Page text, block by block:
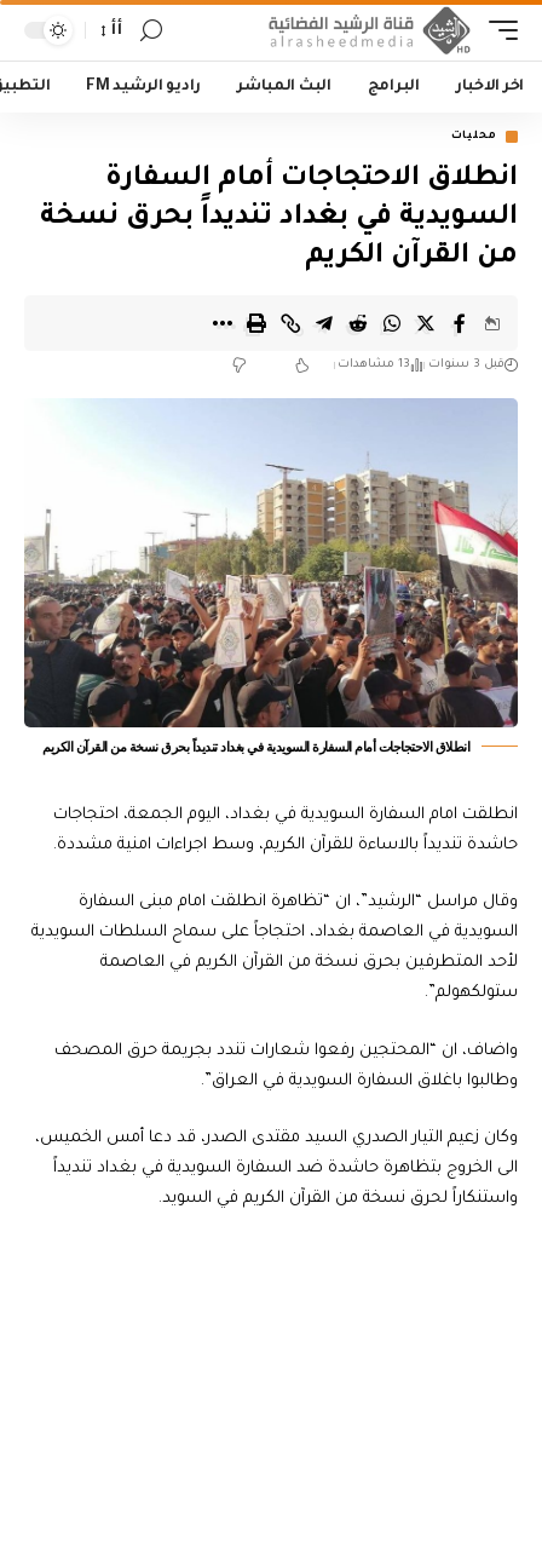
أأ
اخر الاخبار البرامج البث المباشر راديو الرشيد FM
محليات
انطلاق الاحتجاجات أمام السفارة
السويدية في بغداد تنديداً بحرق نسخة
من القرآن الكريم
قبل 3 سنوات 13 مشاهدات
انطلاق الاحتجاجات أمام السفارة السويدية في بغداد تنديداً بحرق نسخة من القرآن الكريم
انطلقت امام السفارة السويدية في بغداد، اليوم الجمعة، احتجاجات
حاشدة تنديداً بالاساءة للقرآن الكريم، وسط اجراءات امنية مشددة.
وقال مراسل “الرشيد”، ان “تظاهرة انطلقت امام مبنى السفارة
السويدية في العاصمة بغداد، احتجاجاً على سماح السلطات السويدية
لأحد المتطرفين بحرق نسخة من القرآن الكريم في العاصمة
ستولكهولم”.
واضاف، ان “المحتجين رفعوا شعارات تندد بجريمة حرق المصحف
وطالبوا باغلاق السفارة السويدية في العراق”.
وكان زعيم التيار الصدري السيد مقتدى الصدر، قد دعا أمس الخميس،
الى الخروج بتظاهرة حاشدة ضد السفارة السويدية في بغداد تنديداً
واستنكاراً لحرق نسخة من القرآن الكريم في السويد.